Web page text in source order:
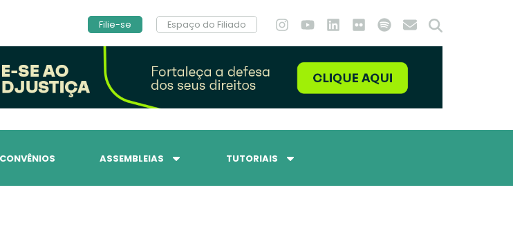
Filie-se Espaço do Filiado
CONVÊNIOS ASSEMBLEIAS TUTORIAIS